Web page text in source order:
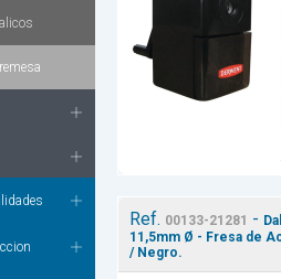
Ref. 00133-21281 -
11,5mm Ø - Fresa de
/ Negro.